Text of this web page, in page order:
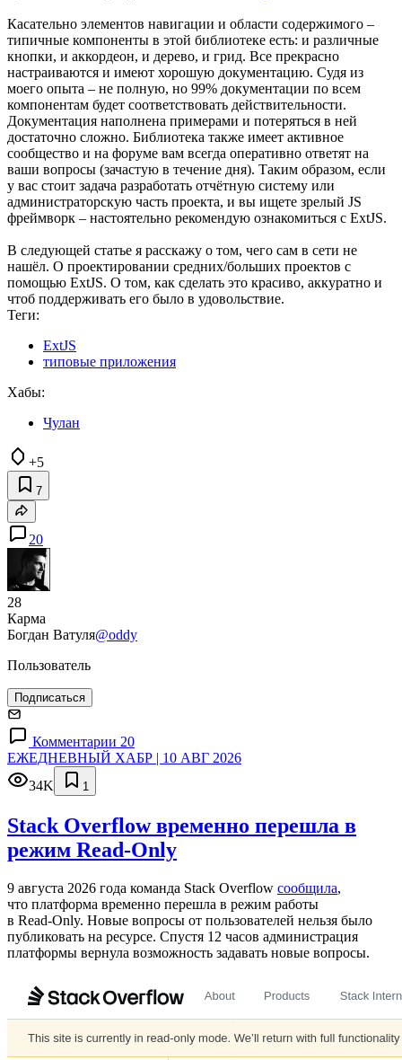
Касательно элементов навигации и области содержимого –
типичные компоненты в этой библиотеке есть: и различные
кнопки, и аккордеон, и дерево, и грид. Все прекрасно
настраиваются и имеют хорошую документацию. Судя из
моего опыта – не полную, но 99% документации по всем
компонентам будет соответствовать действительности.
Документация наполнена примерами и потеряться в ней
достаточно сложно. Библиотека также имеет активное
сообщество и на форуме вам всегда оперативно ответят на
ваши вопросы (зачастую в течение дня). Таким образом, если
у вас стоит задача разработать отчётную систему или
администраторскую часть проекта, и вы ищете зрелый JS
фреймворк – настоятельно рекомендую ознакомиться с ExtJS.
В следующей статье я расскажу о том, чего сам в сети не
нашёл. О проектировании средних/больших проектов с
помощью ExtJS. О том, как сделать это красиво, аккуратно и
чтоб поддерживать его было в удовольствие.
Теги:
ExtJS
типовые приложения
Хабы:
Чулан
+5
7
20
28
Карма
Богдан Ватуля@oddy
Пользователь
Подписаться
Комментарии 20
ЕЖЕДНЕВНЫЙ ХАБР | 10 АВГ 2026
34K
1
Stack Overflow временно перешла в
режим Read-Only
9 августа 2026 года команда Stack Overflow сообщила,
что платформа временно перешла в режим работы
в Read‑Only. Новые вопросы от пользователей нельзя было
публиковать на ресурсе. Спустя 12 часов администрация
платформы вернула возможность задавать новые вопросы.